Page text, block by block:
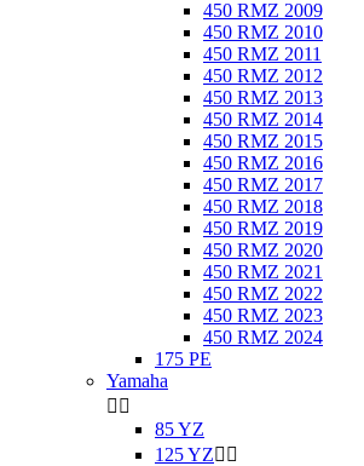
450 RMZ 2009
450 RMZ 2010
450 RMZ 2011
450 RMZ 2012
450 RMZ 2013
450 RMZ 2014
450 RMZ 2015
450 RMZ 2016
450 RMZ 2017
450 RMZ 2018
450 RMZ 2019
450 RMZ 2020
450 RMZ 2021
450 RMZ 2022
450 RMZ 2023
450 RMZ 2024
175 PE
Yamaha
 
85 YZ
125 YZ 